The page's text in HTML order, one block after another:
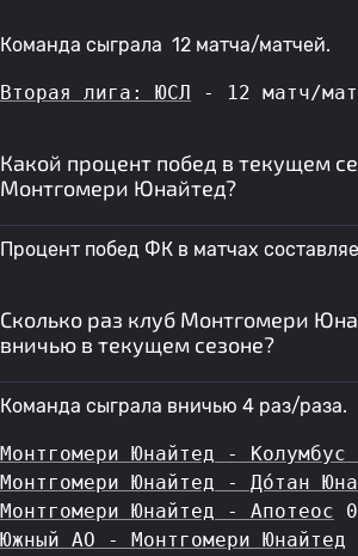
Команда сыграла 12 матча/матчей.
Вторая лига: ЮСЛ - 12 матч/
Какой процент побед в текущем
Монтгомери Юнайтед?
Процент побед ФК в матчах
Сколько раз клуб Монтгомери
вничью в текущем сезоне?
Команда сыграла вничью 4 раз/раза.
Монтгомери Юнайтед - Колумбус
Монтгомери Юнайтед - До́тан
Монтгомери Юнайтед - Апотеос
Южный АО - Монтгомери Юнайтед